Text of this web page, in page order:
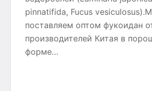
pinnatifida, Fucus
поставляем оптом фукоидан
производителей Китая в
форме…